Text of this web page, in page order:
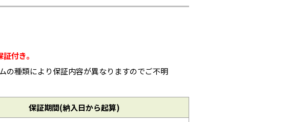
付き。
の種類により保証内容が異なりますのでご不明
保証期間(納入日から起算)